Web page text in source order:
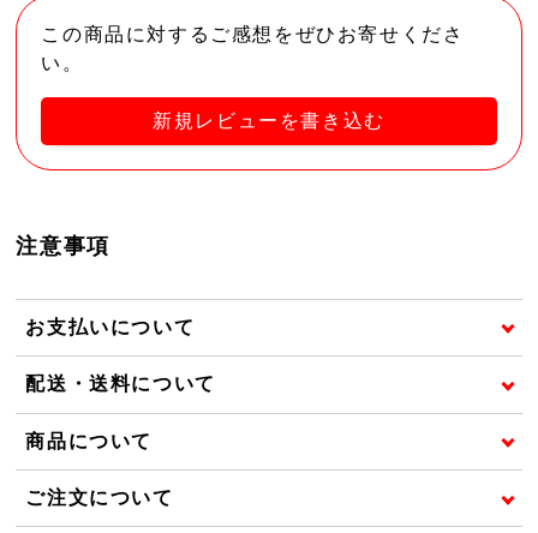
この商品に対するご感想をぜひお寄せくださ
い。
新規レビューを書き込む
注意事項
お支払いについて
配送・送料について
商品について
ご注文について